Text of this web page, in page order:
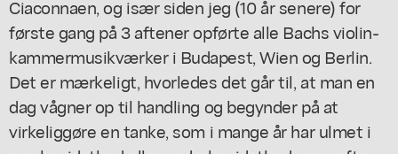
Ciaconnaen, og især siden jeg (10 år senere) for
første gang på 3 aftener opførte alle Bachs violin-
kammermusikværker i Budapest, Wien og Berlin.
Det er mærkeligt, hvorledes det går til, at man en
dag vågner op til handling og begynder på at
virkeliggøre en tanke, som i mange år har ulmet i